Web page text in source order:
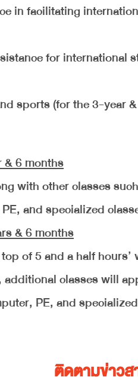
in facilitating
for
sports (for the 3-year
6 months
with other classes
and specialized
& 6 months
of 5 and a half
classes will
PE, and
ติดตามข่าวส